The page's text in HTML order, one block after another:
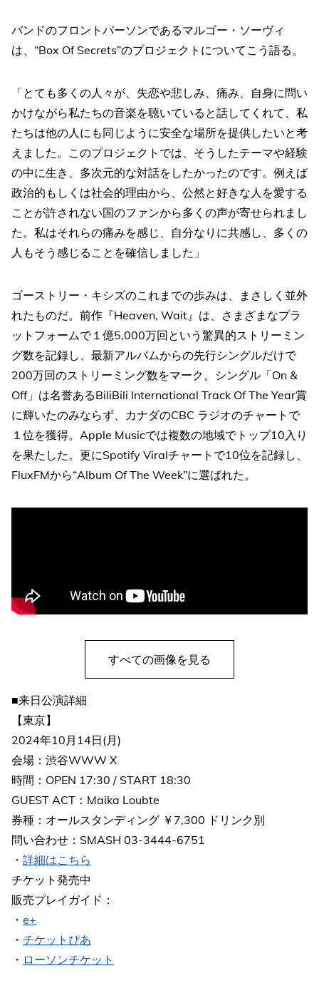
バンドのフロントパーソンであるマルゴー・ソーヴィ
は、“Box Of Secrets”のプロジェクトについてこう語る。
「とても多くの人々が、失恋や悲しみ、痛み、自身に問い
かけながら私たちの音楽を聴いていると話してくれて、私
たちは他の人にも同じように安全な場所を提供したいと考
えました。このプロジェクトでは、そうしたテーマや経験
の中に生き、多次元的な対話をしたかったのです。例えば
政治的もしくは社会的理由から、公然と好きな人を愛する
ことが許されない国のファンから多くの声が寄せられまし
た。私はそれらの痛みを感じ、自分なりに共感し、多くの
人もそう感じることを確信しました」
ゴーストリー・キシズのこれまでの歩みは、まさしく並外
れたものだ。前作『Heaven, Wait』は、さまざまなプラ
ットフォームで１億5,000万回という驚異的ストリーミン
グ数を記録し、最新アルバムからの先行シングルだけで
200万回のストリーミング数をマーク。シングル「On &
Off」は名誉あるBiliBili International Track Of The Year賞
に輝いたのみならず、カナダのCBC ラジオのチャートで
１位を獲得。Apple Musicでは複数の地域でトップ10入り
を果たした。更にSpotify Viralチャートで10位を記録し、
FluxFMから“Album Of The Week”に選ばれた。
すべての画像を見る
■来日公演詳細
【東京】
2024年10月14日(月)
会場：渋谷WWW X
時間：OPEN 17:30 / START 18:30
GUEST ACT：Maika Loubte
券種：オールスタンディング ￥7,300 ドリンク別
問い合わせ：SMASH 03-3444-6751
・ 詳細はこちら
チケット発売中
販売プレイガイド：
・ e+
・ チケットぴあ
・ ローソンチケット